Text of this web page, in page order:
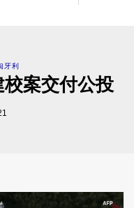
牙利
案交付公投